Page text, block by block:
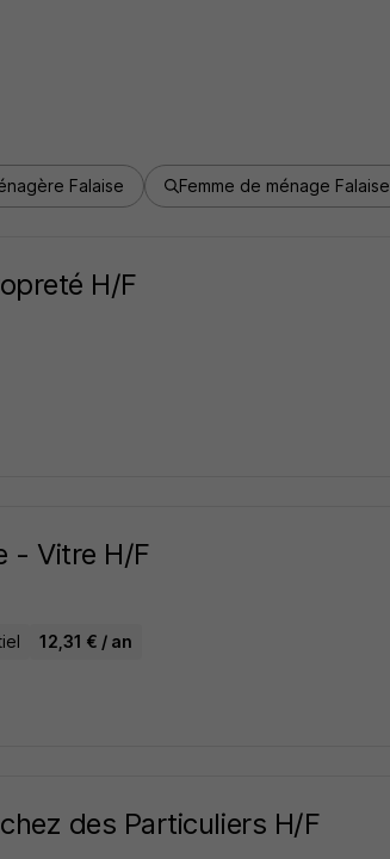
Falaise Femme de ménage Falaise
H/F
- Vitre H/F
12,31 € / an
des Particuliers H/F